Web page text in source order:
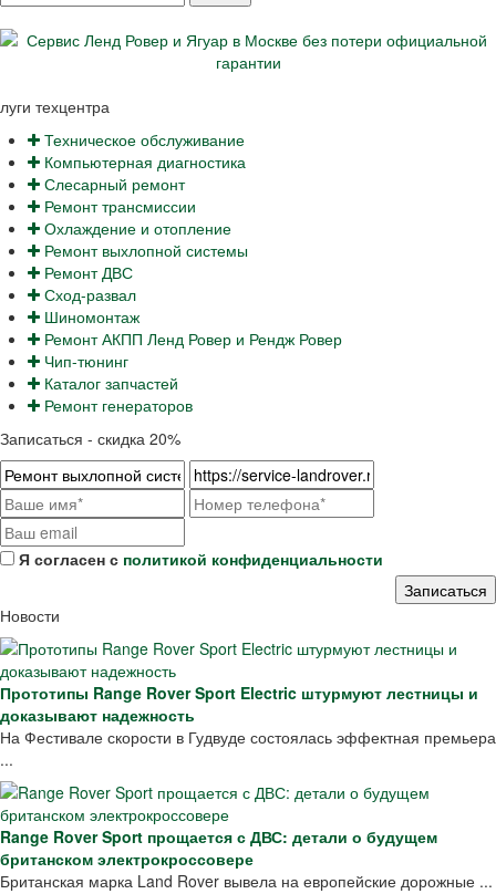
техцентра
Техническое обслуживание
Компьютерная диагностика
Слесарный ремонт
Ремонт трансмиссии
Охлаждение и отопление
Ремонт выхлопной системы
Ремонт ДВС
Сход-развал
Шиномонтаж
Ремонт АКПП Ленд Ровер и Рендж Ровер
Чип-тюнинг
Каталог запчастей
Ремонт генераторов
Записаться - скидка 20%
Я согласен с политикой конфиденциальности
Новости
Прототипы Range Rover Sport Electric штурмуют лестницы и
доказывают надежность
На Фестивале скорости в Гудвуде состоялась эффектная премьера
...
Range Rover Sport прощается с ДВС: детали о будущем
британском электрокроссовере
Британская марка Land Rover вывела на европейские дорожные ...